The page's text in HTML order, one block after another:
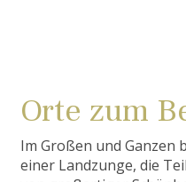
EN
Orte zum
Im Großen und Ganzen
einer Landzunge, die